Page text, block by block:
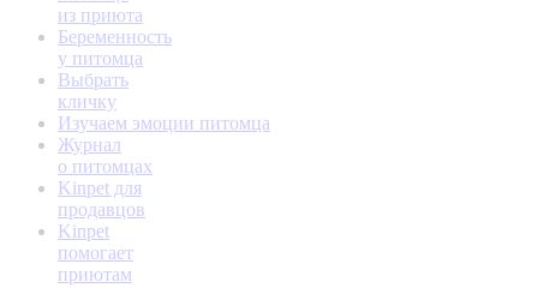
из приюта
Беременность
у питомца
Выбрать
кличку
Изучаем эмоции питомца
Журнал
о питомцах
Kinpet для
продавцов
Kinpet
помогает
приютам